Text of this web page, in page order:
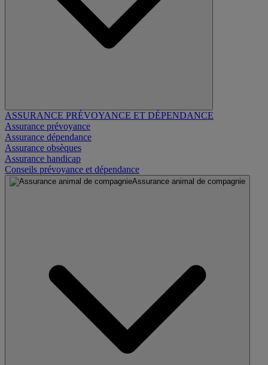
ASSURANCE PRÉVOYANCE ET DÉPENDANCE
Assurance prévoyance
Assurance dépendance
Assurance obsèques
Assurance handicap
Conseils prévoyance et dépendance
Assurance animal de compagnie